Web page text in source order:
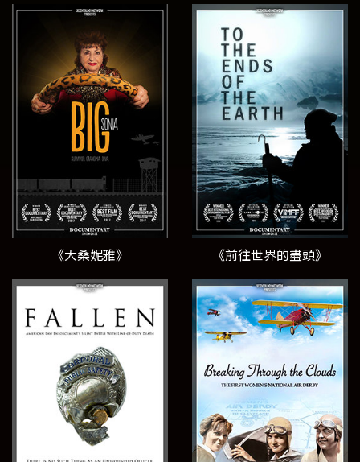
《大桑妮雅》 《前往世界的盡頭》